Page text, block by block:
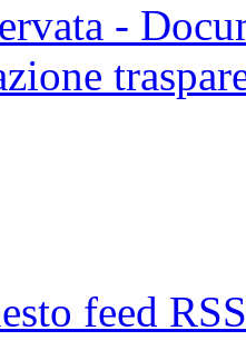
-
feed RSS